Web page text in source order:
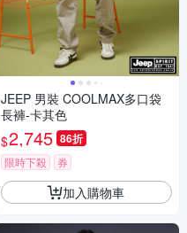
JEEP 男裝 COOLMAX多口袋
長褲-卡其色
$2,745 86折
限時下殺 券
加入購物車